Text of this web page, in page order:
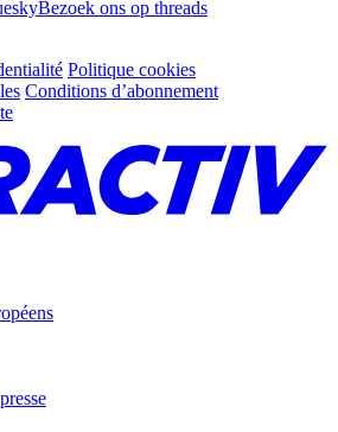
Bezoek ons op threads
Politique cookies
Conditions d’abonnement